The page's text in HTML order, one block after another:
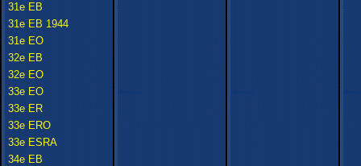
31e EB
31e EB 1944
31e EO
32e EB
32e EO
33e EO
33e ER
33e ERO
33e ESRA
34e EB